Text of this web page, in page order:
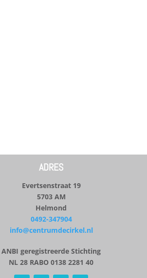
ADRES
Evertsenstraat 19
5703 AM
Helmond
0492-347904
info@centrumdecirkel.nl
ANBI geregistreerde Stichting
NL 28 RABO 0138 2281 40